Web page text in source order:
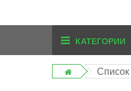
КАТЕГОРИИ